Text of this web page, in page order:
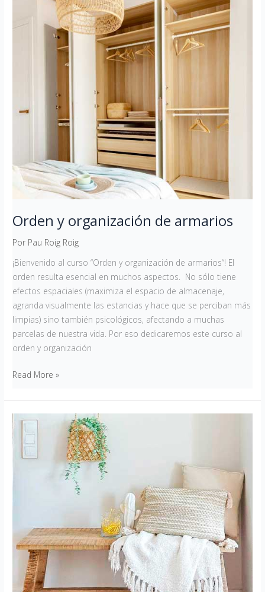
Orden y organización de armarios
Por Pau Roig Roig
¡Bienvenido al curso “Orden y organización de armarios“! El
orden resulta esencial en muchos aspectos. No sólo tiene
efectos espaciales (maximiza el espacio de almacenaje,
agranda visualmente las estancias y hace que se perciban más
limpias) sino también psicológicos, afectando a muchas
parcelas de nuestra vida. Por eso dedicaremos este curso al
orden y organización
armarios
Read More »
Estilismo
el
arte